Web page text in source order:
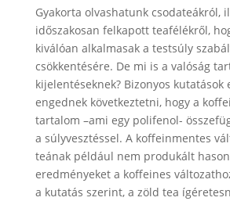
Gyakorta olvashatunk csodateákról,
időszakosan felkapott teafélékről,
kiválóan alkalmasak a testsúly
csökkentésére. De mi is a valóság
kijelentéseknek? Bizonyos
engednek következtetni, hogy a
tartalom –ami egy polifenol-
a súlyvesztéssel. A koffeinmentes
teának például nem produkált
eredményeket a koffeines
a kutatás szerint, a zöld tea